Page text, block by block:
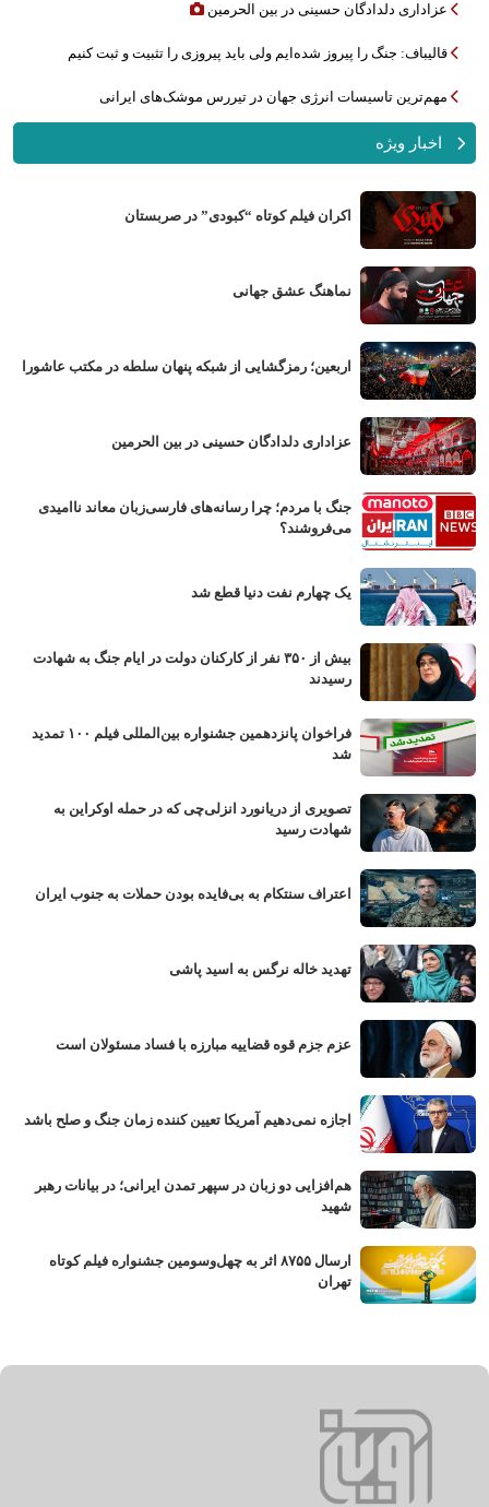
عزاداری دلدادگان حسینی در بین الحرمین
قالیباف: جنگ را پیروز شده‌ایم ولی باید پیروزی را تثبیت و ثبت کنیم
مهم‌ترین تاسیسات انرژی جهان در تیررس موشک‌های ایرانی
اخبار ویژه
اکران فیلم کوتاه “کبودی” در صربستان
نماهنگ عشق جهانی
اربعین؛ رمزگشایی از شبکه پنهان سلطه در مکتب عاشورا
عزاداری دلدادگان حسینی در بین الحرمین
جنگ با مردم؛ چرا رسانه‌های فارسی‌زبان معاند ناامیدی
می‌فروشند؟
یک چهارم نفت دنیا قطع شد
بیش از ۳۵۰ نفر از کارکنان دولت در ایام جنگ به شهادت
رسیدند
فراخوان پانزدهمین جشنواره بین‌المللی فیلم ۱۰۰ تمدید
شد
تصویری از دریانورد انزلی‌چی که در حمله اوکراین به
شهادت رسید
اعتراف سنتکام به بی‌فایده بودن حملات به جنوب ایران
تهدید خاله نرگس به اسید پاشی
عزم جزم قوه قضاییه مبارزه با فساد مسئولان است
اجازه نمی‌دهیم آمریکا تعیین کننده زمان جنگ و صلح باشد
هم‌افزایی دو زبان در سپهر تمدن ایرانی؛ در بیانات رهبر
شهید
ارسال ۸۷۵۵ اثر به چهل‌وسومین جشنواره فیلم کوتاه
تهران